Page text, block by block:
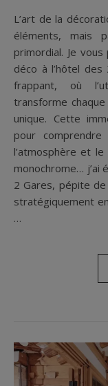
L’art de la décoration d’intérieur repose sur de nombreux
éléments, mais
primordial. Je
déco à l’hôtel
frappant, où
transforme
unique. Cette
pour
l’atmosphère et
monochrome… j’ai
2 Gares, pépite
stratégiquement
…